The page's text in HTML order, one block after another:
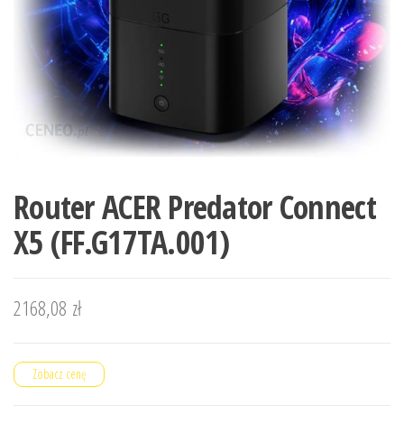
Router ACER Predator Connect
X5 (FF.G17TA.001)
2168,08 zł
Zobacz cenę